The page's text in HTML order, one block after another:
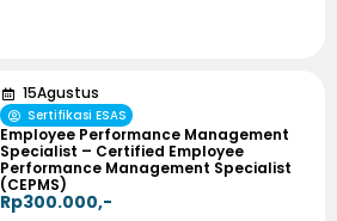
15Agustus
Sertifikasi ESAS
Employee Performance Management
Specialist – Certified Employee
Performance Management Specialist
(CEPMS)
Rp300.000,-